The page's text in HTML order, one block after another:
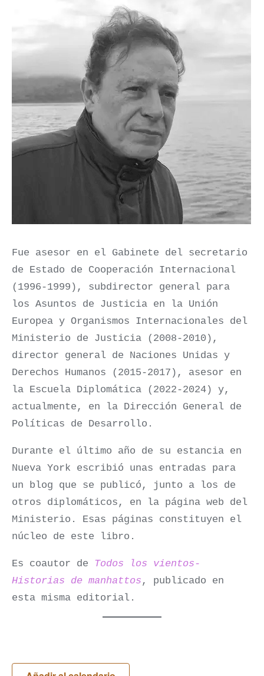
Fue asesor en el Gabinete del secretario
de Estado de Cooperación Internacional
(1996-1999), subdirector general para
los Asuntos de Justicia en la Unión
Europea y Organismos Internacionales del
Ministerio de Justicia (2008-2010),
director general de Naciones Unidas y
Derechos Humanos (2015-2017), asesor en
la Escuela Diplomática (2022-2024) y,
actualmente, en la Dirección General de
Políticas de Desarrollo.
Durante el último año de su estancia en
Nueva York escribió unas entradas para
un blog que se publicó, junto a los de
otros diplomáticos, en la página web del
Ministerio. Esas páginas constituyen el
núcleo de este libro.
Es coautor de
Todos los vientos-
Historias de manhattos , publicado en
esta misma editorial.